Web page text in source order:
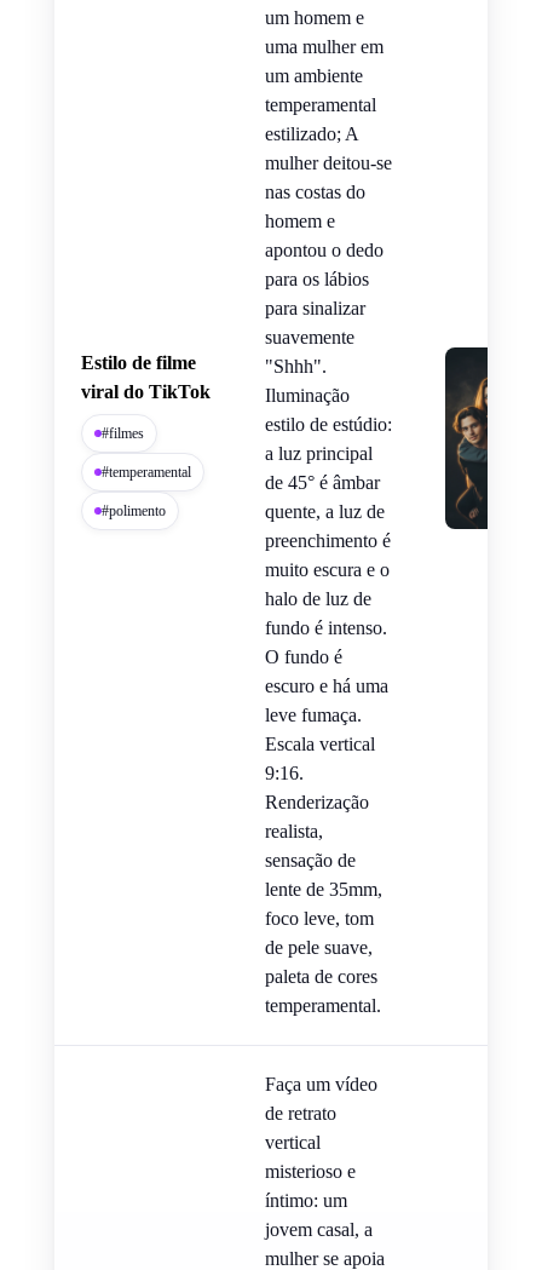
Estilo de filme
viral do TikTok
#filmes
#temperamental
#polimento
um homem e
uma mulher em
um ambiente
temperamental
estilizado; A
mulher deitou-se
nas costas do
homem e
apontou o dedo
para os lábios
para sinalizar
suavemente
"Shhh".
Iluminação
estilo de estúdio:
a luz principal
de 45° é âmbar
quente, a luz de
preenchimento é
muito escura e o
halo de luz de
fundo é intenso.
O fundo é
escuro e há uma
leve fumaça.
Escala vertical
9:16.
Renderização
realista,
sensação de
lente de 35mm,
foco leve, tom
de pele suave,
paleta de cores
temperamental.
Faça um vídeo
de retrato
vertical
misterioso e
íntimo: um
jovem casal, a
mulher se apoia